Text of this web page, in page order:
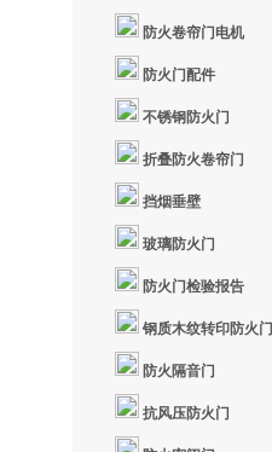
防火卷帘门电机
防火门配件
不锈钢防火门
折叠防火卷帘门
挡烟垂壁
玻璃防火门
防火门检验报告
钢质木纹转印防火门
防火隔音门
抗风压防火门